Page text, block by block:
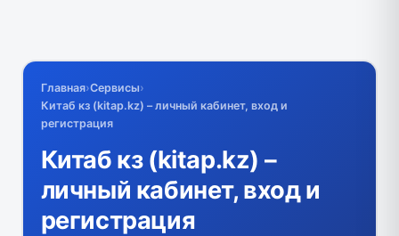
Главная›Сервисы›
Китаб кз (kitap.kz) – личный кабинет, вход и
регистрация
Китаб кз (kitap.kz) –
личный кабинет, вход и
регистрация